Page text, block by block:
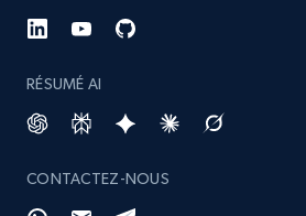
RÉSUMÉ AI
CONTACTEZ-NOUS